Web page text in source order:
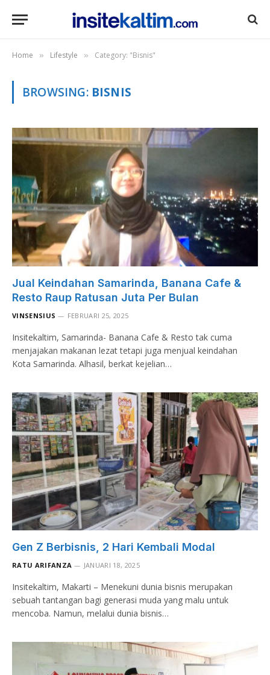
Home » Lifestyle » Category: "Bisnis"
BROWSING: BISNIS
Jual Keindahan Samarinda, Banana Cafe &
Resto Raup Ratusan Juta Per Bulan
VINSENSIUS FEBRUARI 25, 2025
Insitekaltim, Samarinda- Banana Cafe & Resto tak cuma
menjajakan makanan lezat tetapi juga menjual keindahan
Kota Samarinda. Alhasil, berkat kejelian…
Gen Z Berbisnis, 2 Hari Kembali Modal
RATU ARIFANZA JANUARI 18, 2025
Insitekaltim, Makarti – Menekuni dunia bisnis merupakan
sebuah tantangan bagi generasi muda yang malu untuk
mencoba. Namun, melalui dunia bisnis…